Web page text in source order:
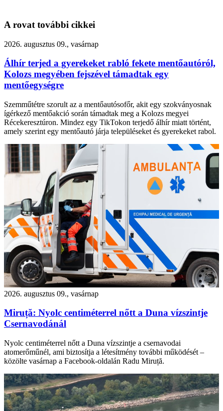
A rovat további cikkei
2026. augusztus 09., vasárnap
Álhír terjed a gyerekeket rabló fekete mentőautóról,
Kolozs megyében fejszével támadtak egy
mentőegységre
Szemműtétre szorult az a mentőautósofőr, akit egy szokványosnak
ígérkező mentőakció során támadtak meg a Kolozs megyei
Récekeresztúron. Mindez egy TikTokon terjedő álhír miatt történt,
amely szerint egy mentőautó járja településeket és gyerekeket rabol.
2026. augusztus 09., vasárnap
Miruță: Nyolc centiméterrel nőtt a Duna vízszintje
Csernavodánál
Nyolc centiméterrel nőtt a Duna vízszintje a csernavodai
atomerőműnél, ami biztosítja a létesítmény további működését –
közölte vasárnap a Facebook-oldalán Radu Miruță.